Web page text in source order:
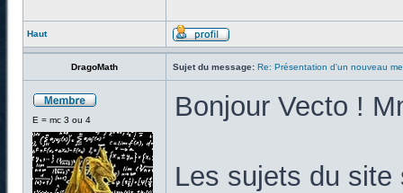
Haut
DragoMath Sujet du message: Re: Présentation d'un nouveau
E = mc 3 ou 4 Bonjour Vecto !
Les sujets du